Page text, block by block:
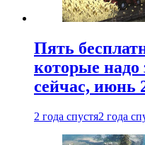
Пять
которые надо
сейчас, июнь
2 года спустя2 года